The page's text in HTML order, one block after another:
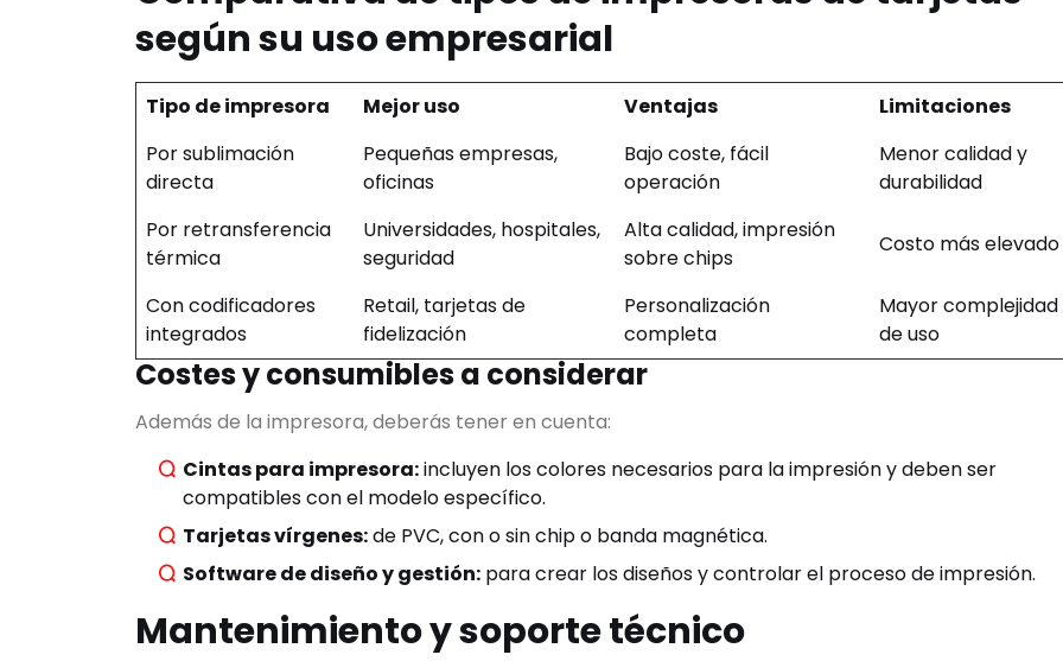
según su uso empresarial
Tipo de impresora Mejor uso Ventajas
Limitaciones
Por sublimación
directa
Pequeñas empresas,
oficinas
Bajo coste, fácil
operación
Menor calidad y
durabilidad
Por retransferencia
térmica
Universidades, hospitales,
seguridad
Alta calidad, impresión
sobre chips
Costo más elevado
Con codificadores
integrados
Retail, tarjetas de
fidelización
Personalización
completa
Mayor complejidad
de uso
Costes y consumibles a considerar
Además de la impresora, deberás tener en cuenta:
Cintas para impresora:incluyen los colores necesarios para la impresión y deben ser
compatibles con el modelo específico.
Tarjetas vírgenes:de PVC, con o sin chip o banda magnética.
Software de diseño y gestión: para crear los diseños y controlar el proceso de impresión.
Mantenimiento y soporte técnico